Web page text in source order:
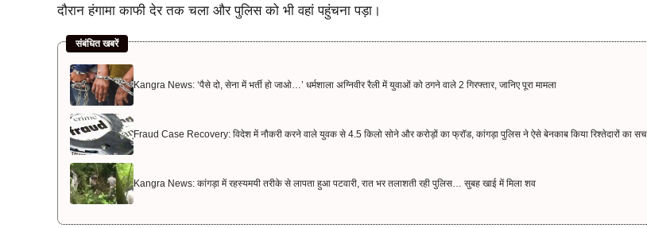
दौरान हंगामा काफी देर तक चला और पुलिस को भी वहां पहुंचना पड़ा।
संबंधित खबरें
Kangra News: ‘पैसे दो, सेना में भर्ती हो जाओ…’ धर्मशाला अग्निवीर रैली में युवाओं को ठगने वाले 2 गिरफ्तार, जानिए पूरा मामला
Fraud Case Recovery: विदेश में नौकरी करने वाले युवक से 4.5 किलो सोने और करोड़ों का फ्रॉड, कांगड़ा पुलिस ने ऐसे बेनकाब किया रिश्तेदारों का सच
Kangra News: कांगड़ा में रहस्यमयी तरीके से लापता हुआ पटवारी, रात भर तलाशती रही पुलिस… सुबह खाई में मिला शव